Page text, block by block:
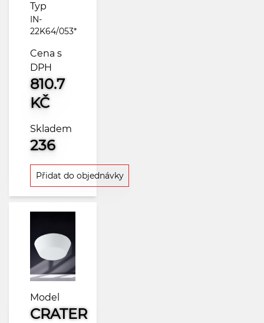
Typ
IN-
22K64/053*
Cena s
DPH
810.7
KČ
Skladem
236
Přidat do objednávky
Model
CRATER